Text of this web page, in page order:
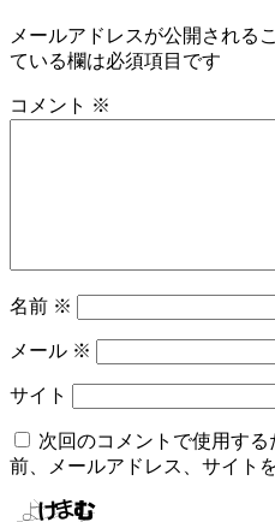
ゲ
シ
メールアドレスが公開される
ている欄は必須項目です
コメント ※
名前 ※
メール ※
サイト
次回のコメントで使用す
前、メールアドレス、サイト